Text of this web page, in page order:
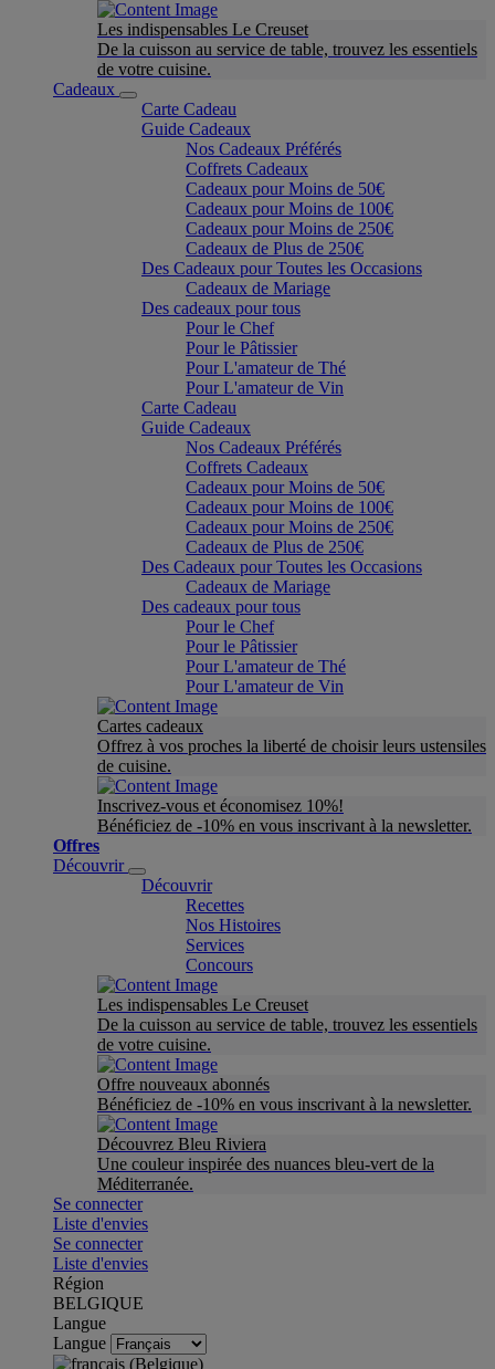
Les indispensables Le Creuset
De la cuisson au service de table, trouvez les essentiels
de votre cuisine.
Cadeaux
Carte Cadeau
Guide Cadeaux
Nos Cadeaux Préférés
Coffrets Cadeaux
Cadeaux pour Moins de 50€
Cadeaux pour Moins de 100€
Cadeaux pour Moins de 250€
Cadeaux de Plus de 250€
Des Cadeaux pour Toutes les Occasions
Cadeaux de Mariage
Des cadeaux pour tous
Pour le Chef
Pour le Pâtissier
Pour L'amateur de Thé
Pour L'amateur de Vin
Carte Cadeau
Guide Cadeaux
Nos Cadeaux Préférés
Coffrets Cadeaux
Cadeaux pour Moins de 50€
Cadeaux pour Moins de 100€
Cadeaux pour Moins de 250€
Cadeaux de Plus de 250€
Des Cadeaux pour Toutes les Occasions
Cadeaux de Mariage
Des cadeaux pour tous
Pour le Chef
Pour le Pâtissier
Pour L'amateur de Thé
Pour L'amateur de Vin
Cartes cadeaux
Offrez à vos proches la liberté de choisir leurs ustensiles
de cuisine.
Inscrivez-vous et économisez 10%!
Bénéficiez de -10% en vous inscrivant à la newsletter.
Offres
Découvrir
Découvrir
Recettes
Nos Histoires
Services
Concours
Les indispensables Le Creuset
De la cuisson au service de table, trouvez les essentiels
de votre cuisine.
Offre nouveaux abonnés
Bénéficiez de -10% en vous inscrivant à la newsletter.
Découvrez Bleu Riviera
Une couleur inspirée des nuances bleu-vert de la
Méditerranée.
Se connecter
Liste d'envies
Se connecter
Liste d'envies
Région
BELGIQUE
Langue
Langue